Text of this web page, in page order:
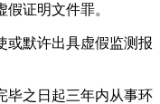
证明文件罪。
或默许出具虚假监测报
毕之日起三年内从事环